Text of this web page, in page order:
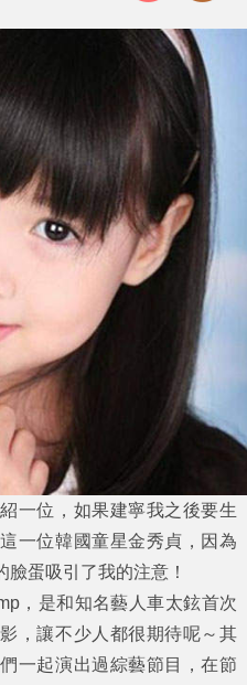
一位，如果建寧我之後要生
一位韓國童星金秀貞 ，因為
蛋吸引了我的注意！
，是和知名藝人車太鉉首次
，讓不少人都很期待呢～其
一起演出過綜藝節目，在節